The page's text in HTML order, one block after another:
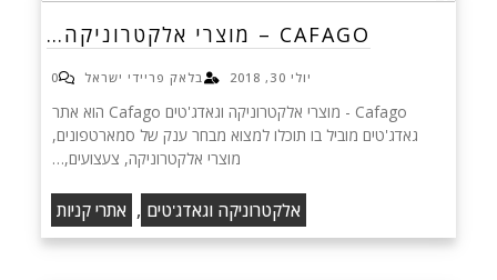
CAFAGO – מוצרי אלקטרוניקה…
יולי 30, 2018 בלאק פריידי ישראל 0
Cafago - מוצרי אלקטרוניקה וגאדג'טים Cafago הוא אתר
גאדג'טים מוביל בו תוכלו למצוא מבחר ענק של סמארטפונים,
מוצרי אלקטרוניקה, צעצועים,…
אלקטרוניקה וגאדג'טים , אתרי קניות